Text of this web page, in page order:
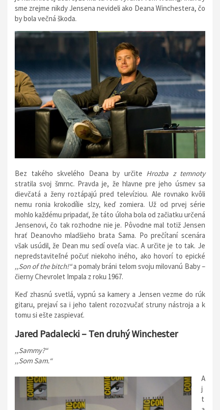
sme zrejme nikdy Jensena nevideli ako Deana Winchestera, čo
by bola večná škoda.
Bez takého skvelého Deana by určite Hrozba z temnoty
stratila svoj šmrnc. Pravda je, že hlavne pre jeho úsmev sa
dievčatá a ženy roztápajú pred televíziou. Ale rovnako kvôli
nemu ronia krokodílie slzy, keď zomiera. Už od prvej série
mohlo každému pripadať, že táto úloha bola od začiatku určená
Jensenovi, čo tak rozhodne nie je. Pôvodne mal totiž Jensen
hrať Deanovho mladšieho brata Sama. Po prečítaní scenára
však usúdil, že Dean mu sedí oveľa viac. A určite je to tak. Je
nepredstaviteľné počuť niekoho iného, ako hovorí to epické
,,Son of the bitch!“a pomaly bráni telom svoju milovanú Baby –
čierny Chevrolet Impala z roku 1967.
Keď zhasnú svetlá, vypnú sa kamery a Jensen vezme do rúk
gitaru, prejaví sa i jeho talent rozozvučať struny nástroja a k
tomu si ešte zaspievať.
Jared Padalecki – Ten druhý Winchester
,,Sammy?“
,,Som Sam.“
A
j
t